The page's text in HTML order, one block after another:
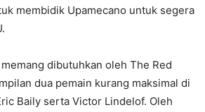
membidik Upamecano untuk segera
dibutuhkan oleh The Red
dua pemain kurang maksimal di
Baily serta Victor Lindelof. Oleh